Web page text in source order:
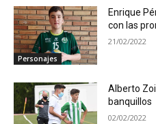
Personajes
Enrique
con las
21/02/2022
Alberto
banquillos
02/02/2022